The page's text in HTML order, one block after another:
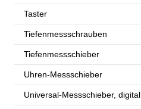
Taster
Tiefenmessschrauben
Tiefenmessschieber
Uhren-Messschieber
Universal-Messschieber, digital